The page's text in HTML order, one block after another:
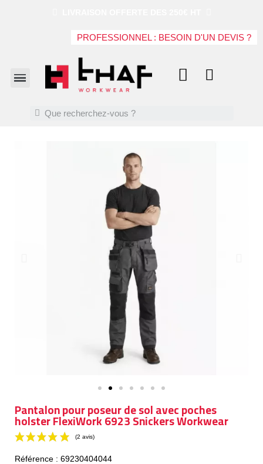
PROFESSIONNEL : BESOIN D'UN DEVIS ?
Pantalon pour poseur de sol avec poches
holster FlexiWork 6923 Snickers Workwear
Référence : 69230404044